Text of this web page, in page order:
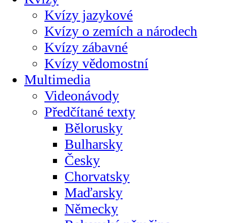
Kvízy jazykové
Kvízy o zemích a národech
Kvízy zábavné
Kvízy vědomostní
Multimedia
Videonávody
Předčítané texty
Bělorusky
Bulharsky
Česky
Chorvatsky
Maďarsky
Německy